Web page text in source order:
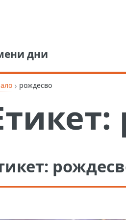
дни
› рождесво